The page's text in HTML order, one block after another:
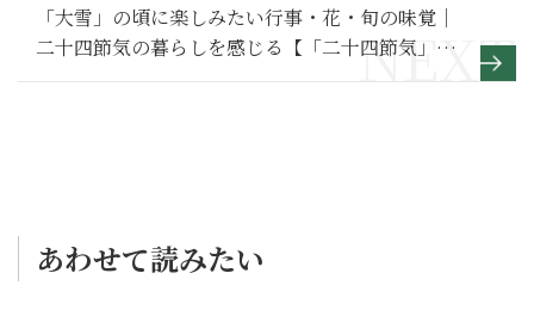
「大雪」の頃に楽しみたい行事・花・旬の味覚｜
二十四節気の暮らしを感じる【「二十四節気」入
門】
あわせて読みたい